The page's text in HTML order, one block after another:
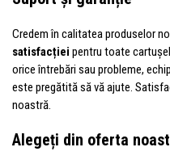
Credem în calitatea produselor
satisfacției pentru toate
orice întrebări sau probleme,
este pregătită să vă ajute.
noastră.
Alegeți din oferta